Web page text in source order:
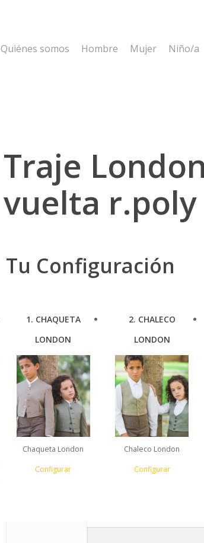
Quiénes somos Hombre Mujer Niño/a
Traje
vuelta r.poly
Tu Configuración
1 CHAQUETA
LONDON
Chaqueta London
Configurar
2 CHALECO
LONDON
Chaleco London
Configurar